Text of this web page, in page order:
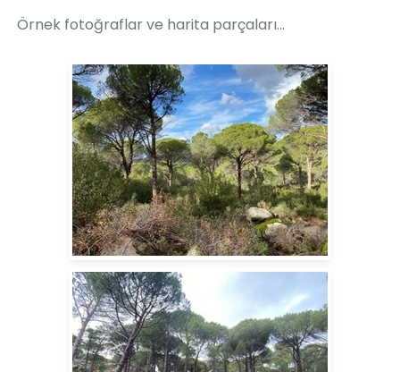
Örnek fotoğraflar ve harita parçaları...